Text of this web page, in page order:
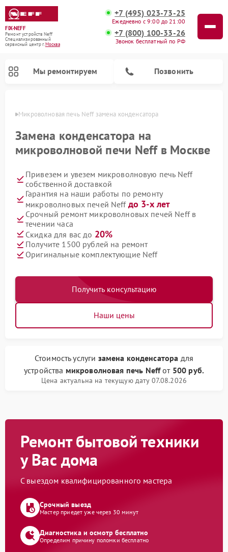
FIX-NEFF
Ремонт устройств Neff
Специализированный
cервисный центр г.Москва
+7 (495) 023-73-25
Ежедневно с 9:00 до 21:00
+7 (800) 100-33-26
Звонок бесплатный по РФ
Мы ремонтируем Позвонить
Микроволновая печь Neff замена конденсатора
Замена конденсатора на
микроволновой печи Neff в Москве
Привезем и увезем микроволновую печь Neff
собственной доставкой
Гарантия на наши работы по ремонту
микроволновых печей Neff до 3-х лет
Срочный ремонт микроволновых печей Neff в
течении часа
Скидка для вас до 20%
Получите 1500 рублей на ремонт
Оригинальные комплектующие Neff
Получить консультацию
Наши цены
Стоимость услуги замена конденсатора для
устройства микроволновая печь Neffот 500 руб.
Цена актуальна на текущую дату 07.08.2026
Ремонт бытовой техники
у Вас дома
С выездом квалифицированного мастера
Срочный выезд
Мастер приедет уже через 30 минут
Диагностика и осмотр бесплатно
Определим причину поломки бесплатно